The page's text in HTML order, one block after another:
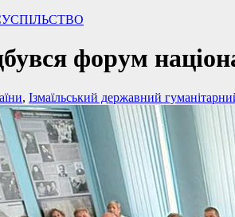
форум
, Ізмаїльський державний